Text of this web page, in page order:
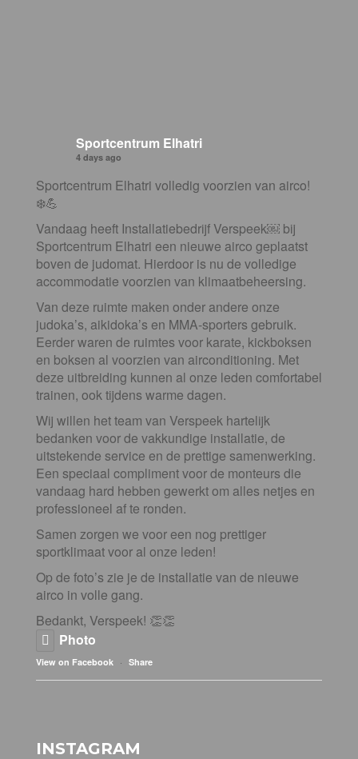
Sportcentrum Elhatri
4 days ago
Sportcentrum Elhatri volledig voorzien van airco!
❄️💪
Vandaag heeft Installatiebedrijf Verspeek⁠￼ bij
Sportcentrum Elhatri een nieuwe airco geplaatst
boven de judomat. Hierdoor is nu de volledige
accommodatie voorzien van klimaatbeheersing.
Van deze ruimte maken onder andere onze
judoka’s, aikidoka’s en MMA-sporters gebruik.
Eerder waren de ruimtes voor karate, kickboksen
en boksen al voorzien van airconditioning. Met
deze uitbreiding kunnen al onze leden comfortabel
trainen, ook tijdens warme dagen.
Wij willen het team van Verspeek hartelijk
bedanken voor de vakkundige installatie, de
uitstekende service en de prettige samenwerking.
Een speciaal compliment voor de monteurs die
vandaag hard hebben gewerkt om alles netjes en
professioneel af te ronden.
Samen zorgen we voor een nog prettiger
sportklimaat voor al onze leden!
Op de foto’s zie je de installatie van de nieuwe
airco in volle gang.
Bedankt, Verspeek! 👏👏
Photo
View on Facebook · Share
INSTAGRAM